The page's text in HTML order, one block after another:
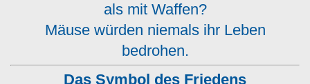
als mit Waffen?
Mäuse würden niemals ihr Leben
bedrohen.
Das Symbol des Friedens